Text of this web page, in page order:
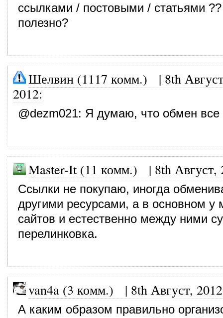
ссылками / постовыми / статьями
полезно?
Шелвин (1117 комм.) | 8th
2012:
@dezm021: Я думаю, что обмен все
Master-It (11 комм.) | 8th Август,
Ссылки не покупаю, иногда
другими ресурсами, а в основном у
сайтов и естественно между ними
перелинковка.
van4a (3 комм.) | 8th Август, 2012
А каким образом правильно